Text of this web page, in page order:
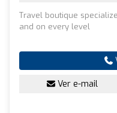
Travel boutique
and on every level
Ver e-mail